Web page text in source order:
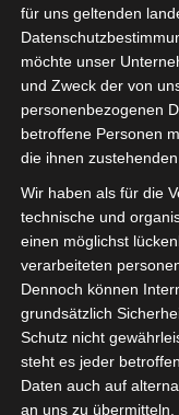
Quisque
Lorem ipsum dolor
Sed ultricies
at. Curabitur
faucibus
metus non nibh
feugiat fringilla
Quisque egestas,
augue ornare
Vivamus in nisl
Nullam
für uns geltenden
möchte unser
und Zweck der von
personenbezogenen
betroffene Personen
die ihnen
Wir haben als für die
technische und
einen möglichst
verarbeiteten
Dennoch können
grundsätzlich
Schutz nicht
steht es jeder
Daten auch auf
an uns zu übermitteln.